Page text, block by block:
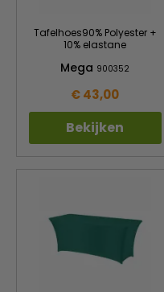
Tafelhoes90% Polyester +
10% elastane
Mega 900352
€ 43,00
Bekijken